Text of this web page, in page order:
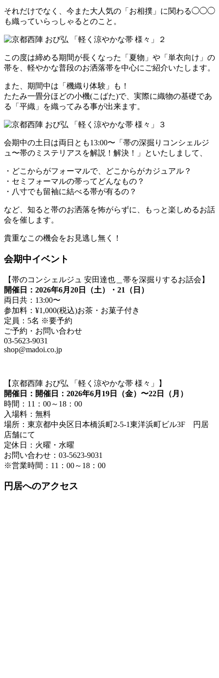
それだけでなく、今また大人気の「お相撲」に関わる◯◯◯
も織っていらっしゃるとのこと。
この度は締める期間が長くなった「夏物」や「単衣向け」の
帯を、軽やかな普段のお洒落帯を中心にご紹介いたします。
また、期間中は「機織り体験」も！
たたみ一畳分ほどの小機(こばた)で、実際に織物の基礎であ
る「平織」を織ってみる事が出来ます。
会期中の土日は両日とも13:00〜「帯の深掘りコンシェルジ
ュ〜帯のミステリアスを解説！解決！」といたしまして、
・どこからがフォーマルで、どこからがカジュアル？
・セミフォーマルの帯ってどんなもの？
・八寸でも留袖に結べる帯が有るの？
など、知ると帯のお洒落を怖がらずに、もっと楽しめるお話
会を催します。
貴重なこの機会をお見逃し無く！
会期中イベント
【帯のコンシェルジュ 安田達也＿帯を深掘りするお話会】
開催日：2026年6月20日（土）・21（日）
両日共：13:00〜
参加料：¥1,000(税込)お茶・お菓子付き
定員：5名 ※要予約
ご予約・お問い合わせ
03-5623-9031
shop@madoi.co.jp
【京都西陣 おび弘 「軽く涼やかな帯 様々」】
開催日：開催日：2026年6月19日（金）〜22日（月）
時間：11：00～18：00
入場料：無料
場所：東京都中央区日本橋浜町2-5-1東洋浜町ビル3F 円居
店舗にて
定休日：火曜・水曜
お問い合わせ：03-5623-9031
※営業時間：11：00～18：00
円居へのアクセス